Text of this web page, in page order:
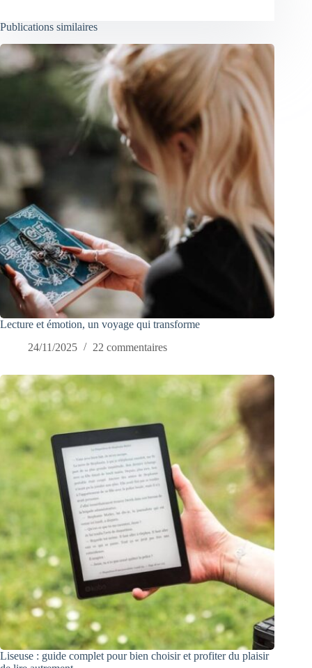
Publications similaires
Lecture et émotion, un voyage qui transforme
24/11/2025
22 commentaires
Liseuse : guide complet pour bien choisir et profiter du plaisir